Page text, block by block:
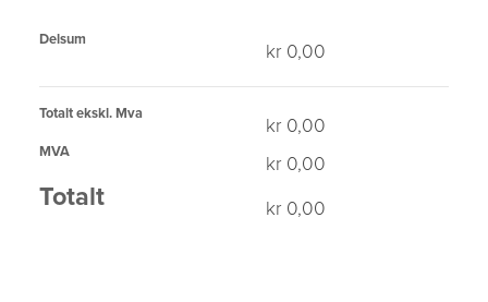
Rengjøring & Vedlikehold
Delsum kr 0,00
Totalt ekskl. Mva kr 0,00
MVA kr 0,00
Totalt kr 0,00